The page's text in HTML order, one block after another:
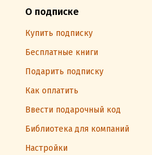
О подписке
Купить подписку
Бесплатные книги
Подарить подписку
Как оплатить
Ввести подарочный код
Библиотека для компаний
Настройки